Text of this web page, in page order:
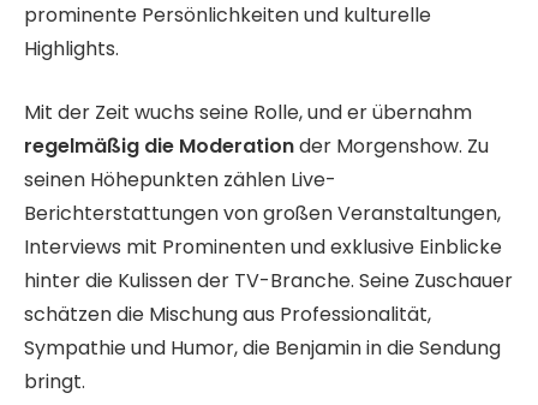
prominente Persönlichkeiten und kulturelle
Highlights.
Mit der Zeit wuchs seine Rolle, und er übernahm
regelmäßig die Moderationder Morgenshow. Zu
seinen Höhepunkten zählen Live-
Berichterstattungen von großen Veranstaltungen,
Interviews mit Prominenten und exklusive Einblicke
hinter die Kulissen der TV-Branche. Seine Zuschauer
schätzen die Mischung aus Professionalität,
Sympathie und Humor, die Benjamin in die Sendung
bringt.